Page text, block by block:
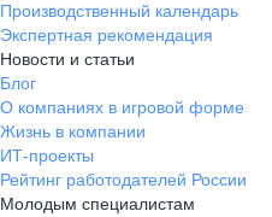
Производственный календарь
Экспертная рекомендация
Новости и статьи
Блог
О компаниях в игровой форме
Жизнь в компании
ИТ-проекты
Рейтинг работодателей России
Молодым специалистам